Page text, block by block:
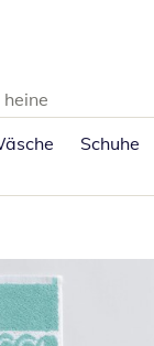
heine
Schuhe